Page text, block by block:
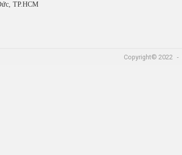
TP.HCM
Copyright© 2022 -